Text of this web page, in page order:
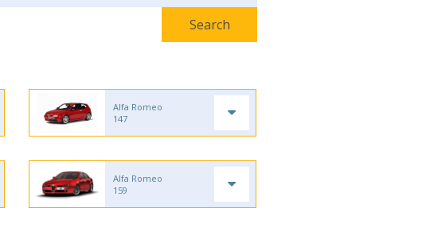
Alfa Romeo
147
Alfa Romeo
159